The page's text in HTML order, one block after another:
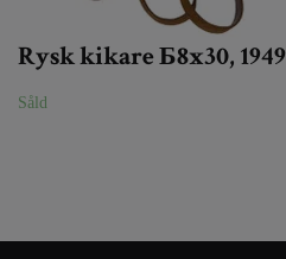
Rysk kikare Б8x30, 1949
Såld